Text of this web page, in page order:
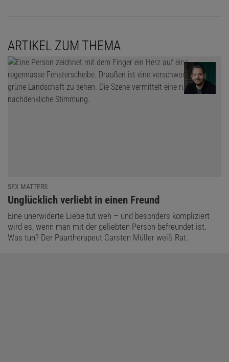
ARTIKEL ZUM THEMA
SEX MATTERS
:
Unglücklich verliebt in einen Freund
Eine unerwiderte Liebe tut weh – und besonders kompliziert
wird es, wenn man mit der geliebten Person befreundet ist.
Was tun? Der Paartherapeut Carsten Müller weiß Rat.